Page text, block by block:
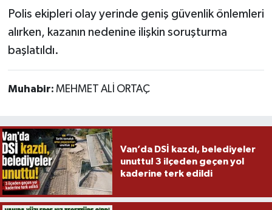
Polis ekipleri olay yerinde geniş güvenlik önlemleri
alırken, kazanın nedenine ilişkin soruşturma
başlatıldı.
Muhabir: MEHMET ALİ ORTAÇ
Van’da DSİ kazdı, belediyeler
unuttu! 3 ilçeden geçen yol
kaderine terk edildi